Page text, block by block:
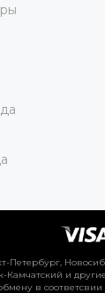
Петербург,
и
в